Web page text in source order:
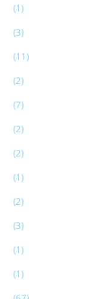
(1)
(3)
(11)
(2)
(7)
(2)
(2)
(1)
(2)
(3)
(1)
(1)